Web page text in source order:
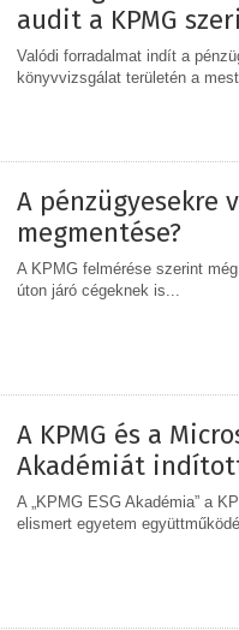
audit a KPMG
Valódi forradalmat indít a
könyvvizsgálat területén a
A pénzügyesekre
megmentése?
A KPMG felmérése szerint
úton járó cégeknek is...
A KPMG és a
Akadémiát
A „KPMG ESG Akadémia” a
elismert egyetem